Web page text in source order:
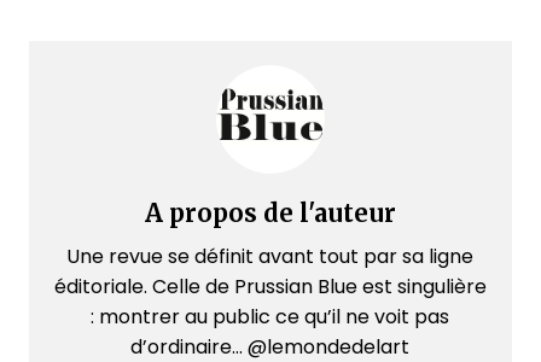
A propos de l'auteur
Une revue se définit avant tout par sa ligne
éditoriale. Celle de Prussian Blue est singulière
: montrer au public ce qu’il ne voit pas
d’ordinaire... @lemondedelart